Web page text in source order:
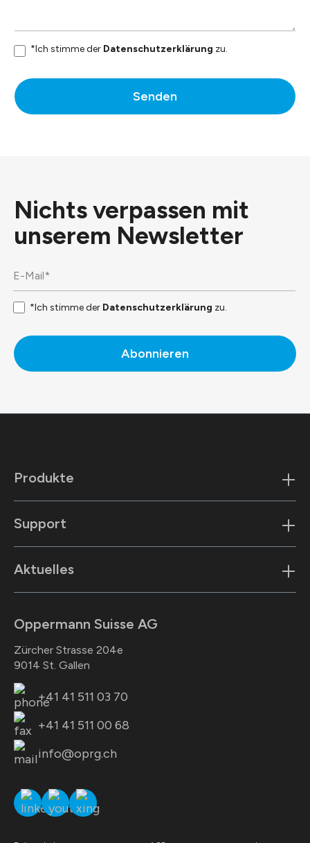
*Ich stimme der Datenschutzerklärung zu.
Senden
Nichts verpassen mit
unserem Newsletter
*Ich stimme der Datenschutzerklärung zu.
Abonnieren
Oppermann Suisse AG
Zürcher Strasse 204e
9014 St. Gallen
+41 41 511 03 70
+41 41 511 00 68
info@oprg.ch
Produkte
Support
Aktuelles